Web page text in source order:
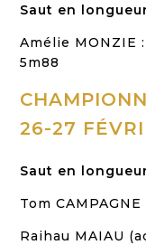
Saut en
Amélie MONZIE
5m88
26-27
Saut en
Tom
Raihau MAIAU